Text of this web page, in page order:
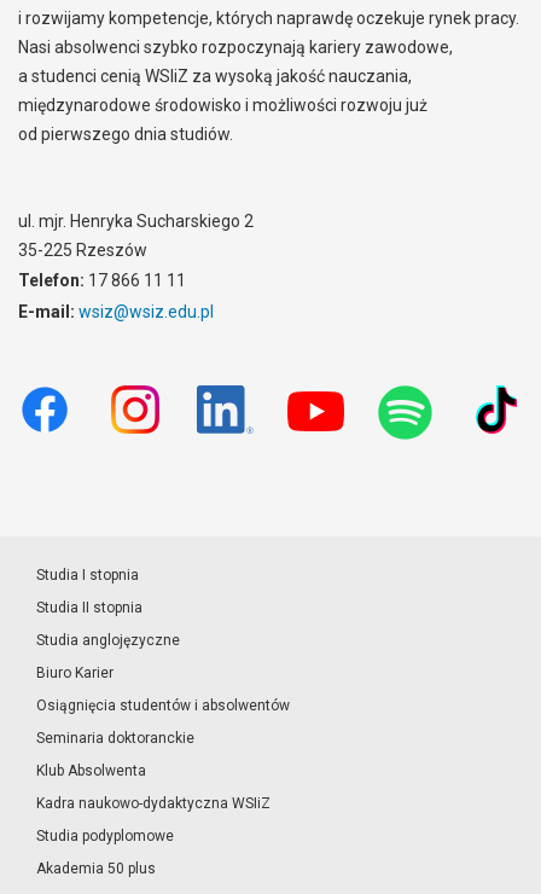
i rozwijamy kompetencje, których naprawdę oczekuje rynek pracy.
Nasi absolwenci szybko rozpoczynają kariery zawodowe,
a studenci cenią WSIiZ za wysoką jakość nauczania,
międzynarodowe środowisko i możliwości rozwoju już
od pierwszego dnia studiów.
ul. mjr. Henryka Sucharskiego 2
35-225 Rzeszów
Telefon: 17 866 11 11
E-mail: wsiz@wsiz.edu.pl
Studia I stopnia
Studia II stopnia
Studia anglojęzyczne
Biuro Karier
Osiągnięcia studentów i absolwentów
Seminaria doktoranckie
Klub Absolwenta
Kadra naukowo-dydaktyczna WSIiZ
Studia podyplomowe
Akademia 50 plus